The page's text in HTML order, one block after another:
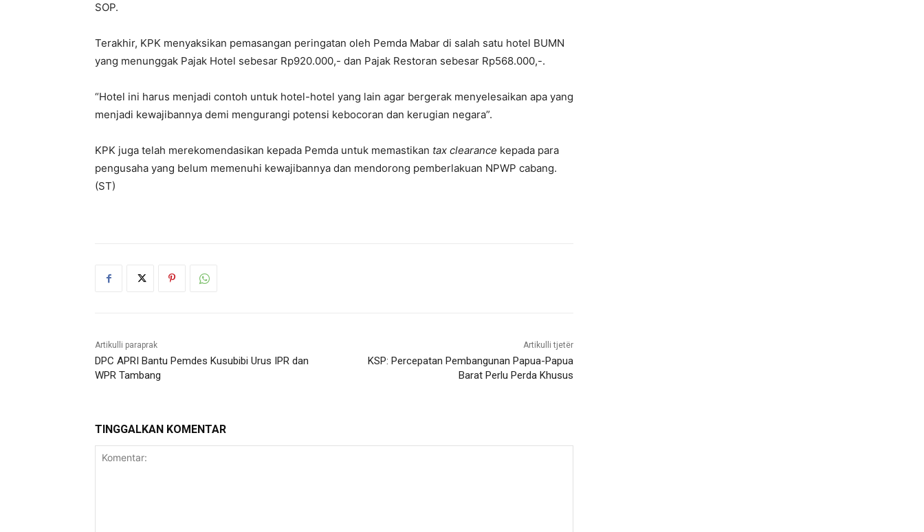
SOP.
Terakhir, KPK menyaksikan pemasangan peringatan oleh Pemda Mabar di salah satu hotel BUMN
yang menunggak Pajak Hotel sebesar Rp920.000,- dan Pajak Restoran sebesar Rp568.000,-.
“Hotel ini harus menjadi contoh untuk hotel-hotel yang lain agar bergerak menyelesaikan apa yang
menjadi kewajibannya demi mengurangi potensi kebocoran dan kerugian negara”.
KPK juga telah merekomendasikan kepada Pemda untuk memastikan tax clearance kepada para
pengusaha yang belum memenuhi kewajibannya dan mendorong pemberlakuan NPWP cabang.
(ST)
Artikulli paraprak
DPC APRI Bantu Pemdes Kusubibi Urus IPR dan
WPR Tambang
Artikulli tjetër
KSP: Percepatan Pembangunan Papua-Papua
Barat Perlu Perda Khusus
TINGGALKAN KOMENTAR